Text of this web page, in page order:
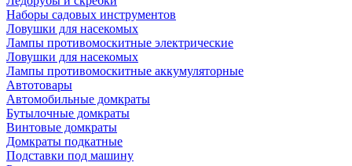
Наборы садовых инструментов
Ловушки для насекомых
Лампы противомоскитные электрические
Ловушки для насекомых
Лампы противомоскитные аккумуляторные
Автотовары
Автомобильные домкраты
Бутылочные домкраты
Винтовые домкраты
Домкраты подкатные
Подставки под машину